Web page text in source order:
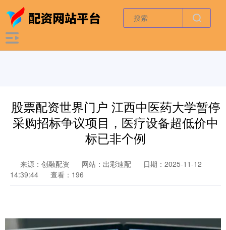
股票配资世界门户 江西中医药大学暂停
采购招标争议项目，医疗设备超低价中
标已非个例
来源：创融配资 网站：出彩速配
日期：2025-11-12
14:39:44
查看：196